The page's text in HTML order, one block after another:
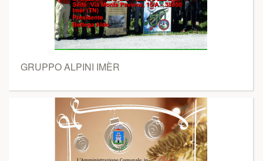
GRUPPO ALPINI IMÈR